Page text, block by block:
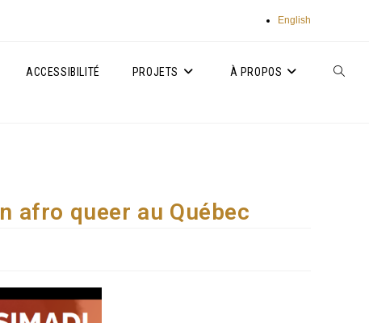
English
ACCESSIBILITÉ PROJETS À PROPOS TOGGLE
afro queer au Québec